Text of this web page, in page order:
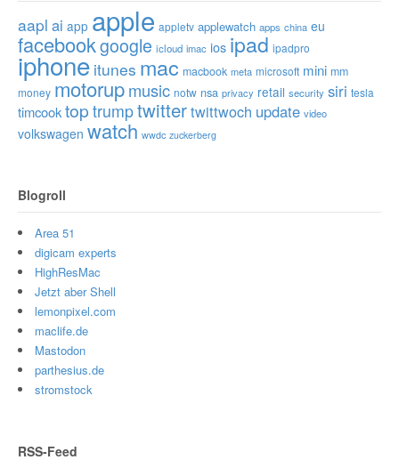
aapl ai app apple appletv applewatch apps china eu
facebookgoogle icloud imac ios ipad ipadpro
iphone itunes mac macbook meta microsoft mini mm
money motorupmusic notw nsa privacy retail security siri tesla
timcooktop trumptwittertwittwoch update video
volkswagen watch wwdc zuckerberg
Blogroll
Area 51
digicam experts
HighResMac
Jetzt aber Shell
lemonpixel.com
maclife.de
Mastodon
parthesius.de
stromstock
RSS-Feed